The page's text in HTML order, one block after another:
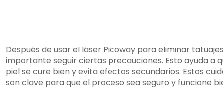
Después de usar el láser Picoway para eliminar
importante seguir ciertas precauciones. Esto ayuda a
piel se cure bien y evita efectos secundarios. Estos
son clave para que el proceso sea seguro y funcione